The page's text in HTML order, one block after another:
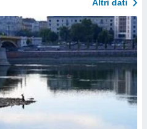
Altri dati